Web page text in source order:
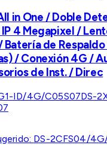
in One / Doble
IP 4 Megapixel /
Batería de
/ Conexión 4G /
de Inst. / Direc
ID/4G/C05S07DS-
DS-2CFS04/